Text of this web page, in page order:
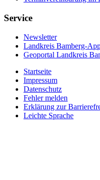
Service
Newsletter
Landkreis Bamberg-
Geoportal Landkreis
Startseite
Impressum
Datenschutz
Fehler melden
Erklärung zur
Leichte Sprache